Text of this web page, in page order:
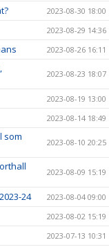
2023-08-30 18:00
2023-08-29 14:36
2023-08-26 16:11
2023-08-23 18:07
2023-08-19 13:00
2023-08-14 18:49
som
2023-08-10 20:25
2023-08-09 15:19
24 2023-08-04 09:00
2023-08-02 15:19
2023-07-13 10:31